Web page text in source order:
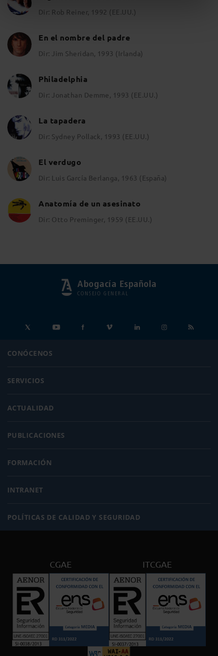
Dir: Rob Reiner, 1992 (EE.UU.)
En el nombre del padre
Dir: Jim Sheridan, 1993 (Irlanda)
Philadelphia
Dir: Jonathan Demme, 1993 (EE.UU.)
La tapadera
Dir: Sydney Pollack, 1993 (EE.UU.)
El verdugo
Dir: Luis García Berlanga, 1963 (España)
Anatomía de un asesinato
Dir: Otto Preminger, 1959 (EE.UU.)
Abogacía Española
CONSEJO GENERAL
CONÓCENOS
SERVICIOS
ACTUALIDAD
PUBLICACIONES
FORMACIÓN
INTRANET
POLÍTICAS DE CALIDAD Y SEGURIDAD
CGAE ITCGAE